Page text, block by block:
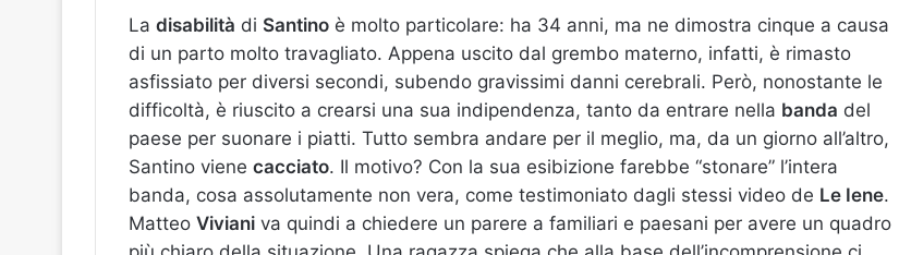
La disabilità di Santino è molto particolare: ha 34 anni, ma ne dimostra cinque a causa
di un parto molto travagliato. Appena uscito dal grembo materno, infatti, è rimasto
asfissiato per diversi secondi, subendo gravissimi danni cerebrali. Però, nonostante le
difficoltà, è riuscito a crearsi una sua indipendenza, tanto da entrare nella banda del
paese per suonare i piatti. Tutto sembra andare per il meglio, ma, da un giorno all’altro,
Santino viene cacciato. Il motivo? Con la sua esibizione farebbe “stonare” l’intera
banda, cosa assolutamente non vera, come testimoniato dagli stessi video de Le Iene.
Matteo Viviani va quindi a chiedere un parere a familiari e paesani per avere un quadro